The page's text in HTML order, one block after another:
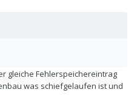
gleiche Fehlerspeichereintrag
was schiefgelaufen ist und